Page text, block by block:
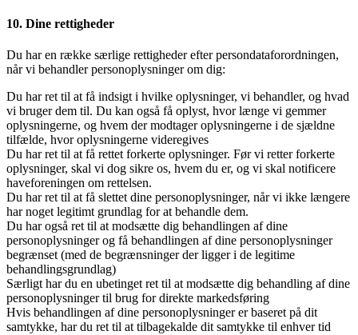
10. Dine rettigheder
Du har en række særlige rettigheder efter persondataforordningen,
når vi behandler personoplysninger om dig:
Du har ret til at få indsigt i hvilke oplysninger, vi behandler, og hvad
vi bruger dem til. Du kan også få oplyst, hvor længe vi gemmer
oplysningerne, og hvem der modtager oplysningerne i de sjældne
tilfælde, hvor oplysningerne videregives
Du har ret til at få rettet forkerte oplysninger. Før vi retter forkerte
oplysninger, skal vi dog sikre os, hvem du er, og vi skal notificere
haveforeningen om rettelsen.
Du har ret til at få slettet dine personoplysninger, når vi ikke længere
har noget legitimt grundlag for at behandle dem.
Du har også ret til at modsætte dig behandlingen af dine
personoplysninger og få behandlingen af dine personoplysninger
begrænset (med de begrænsninger der ligger i de legitime
behandlingsgrundlag)
Særligt har du en ubetinget ret til at modsætte dig behandling af dine
personoplysninger til brug for direkte markedsføring
Hvis behandlingen af dine personoplysninger er baseret på dit
samtykke, har du ret til at tilbagekalde dit samtykke til enhver tid